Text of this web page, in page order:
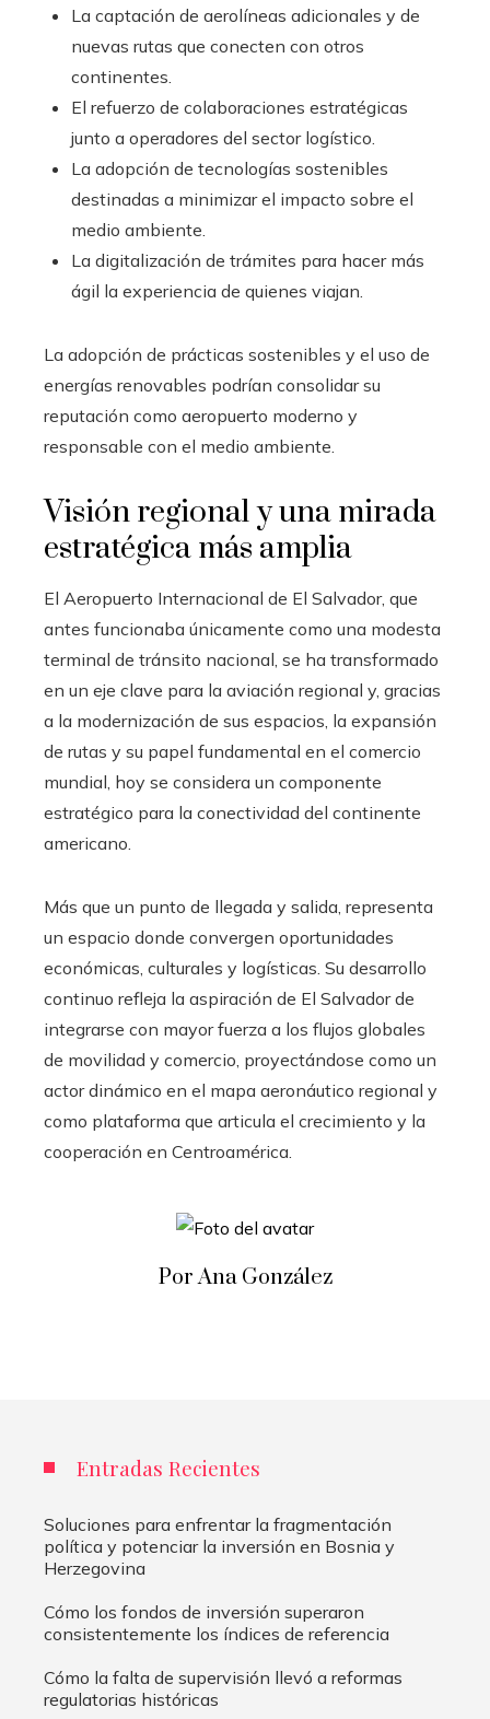
La captación de aerolíneas adicionales y de
nuevas rutas que conecten con otros
continentes.
El refuerzo de colaboraciones estratégicas
junto a operadores del sector logístico.
La adopción de tecnologías sostenibles
destinadas a minimizar el impacto sobre el
medio ambiente.
La digitalización de trámites para hacer más
ágil la experiencia de quienes viajan.
La adopción de prácticas sostenibles y el uso de
energías renovables podrían consolidar su
reputación como aeropuerto moderno y
responsable con el medio ambiente.
Visión regional y una mirada
estratégica más amplia
El Aeropuerto Internacional de El Salvador, que
antes funcionaba únicamente como una modesta
terminal de tránsito nacional, se ha transformado
en un eje clave para la aviación regional y, gracias
a la modernización de sus espacios, la expansión
de rutas y su papel fundamental en el comercio
mundial, hoy se considera un componente
estratégico para la conectividad del continente
americano.
Más que un punto de llegada y salida, representa
un espacio donde convergen oportunidades
económicas, culturales y logísticas. Su desarrollo
continuo refleja la aspiración de El Salvador de
integrarse con mayor fuerza a los flujos globales
de movilidad y comercio, proyectándose como un
actor dinámico en el mapa aeronáutico regional y
como plataforma que articula el crecimiento y la
cooperación en Centroamérica.
Por Ana González
Entradas Recientes
Soluciones para enfrentar la fragmentación
política y potenciar la inversión en Bosnia y
Herzegovina
Cómo los fondos de inversión superaron
consistentemente los índices de referencia
Cómo la falta de supervisión llevó a reformas
regulatorias históricas